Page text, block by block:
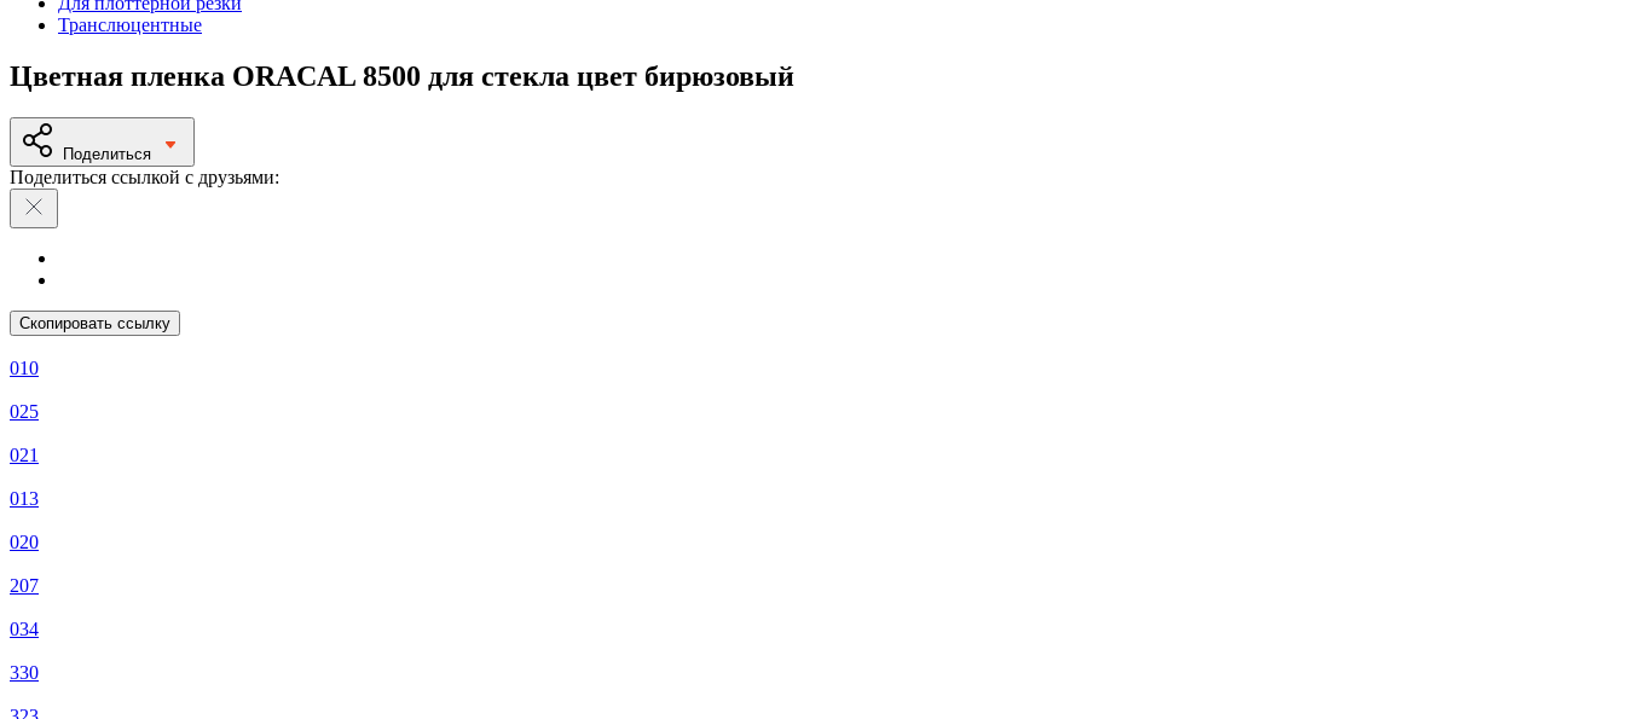
Транслюцентные
Цветная пленка ORACAL 8500 для стекла цвет бирюзовый
Поделиться
Поделиться ссылкой с друзьями:
Скопировать ссылку
010
025
021
013
020
207
034
330